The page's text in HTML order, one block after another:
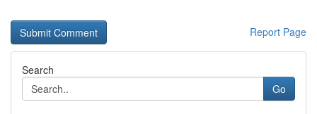
Report Page
Search
Go